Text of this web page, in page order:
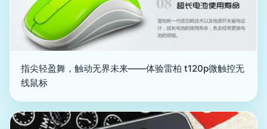
指尖轻盈舞，触动无界未来——体验雷柏 t120p微触控无
线鼠标